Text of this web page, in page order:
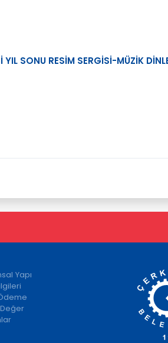
SONU RESİM SERGİSİ-MÜZİK
Yapı